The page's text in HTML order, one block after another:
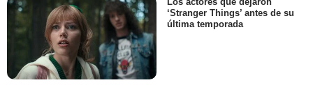
‘Stranger Things’ antes de su
última temporada